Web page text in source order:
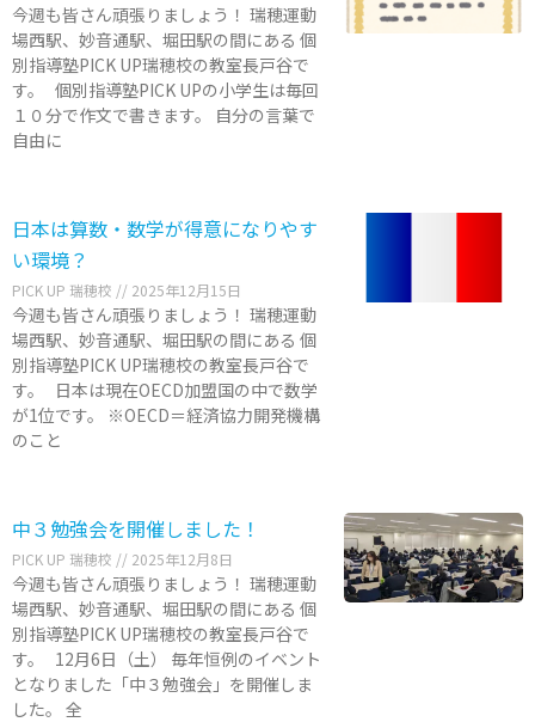
今週も皆さん頑張りましょう！ 瑞穂運動
場西駅、妙音通駅、堀田駅の間にある 個
別指導塾PICK UP瑞穂校の教室長戸谷で
す。 個別指導塾PICK UPの小学生は毎回
１０分で作文で書きます。 自分の言葉で
自由に
日本は算数・数学が得意になりやす
い環境？
PICK UP 瑞穂校 2025年12月15日
今週も皆さん頑張りましょう！ 瑞穂運動
場西駅、妙音通駅、堀田駅の間にある 個
別指導塾PICK UP瑞穂校の教室長戸谷で
す。 日本は現在OECD加盟国の中で数学
が1位です。 ※OECD＝経済協力開発機構
のこと
中３勉強会を開催しました！
PICK UP 瑞穂校 2025年12月8日
今週も皆さん頑張りましょう！ 瑞穂運動
場西駅、妙音通駅、堀田駅の間にある 個
別指導塾PICK UP瑞穂校の教室長戸谷で
す。 12月6日（土） 毎年恒例のイベント
となりました「中３勉強会」を開催しま
した。 全